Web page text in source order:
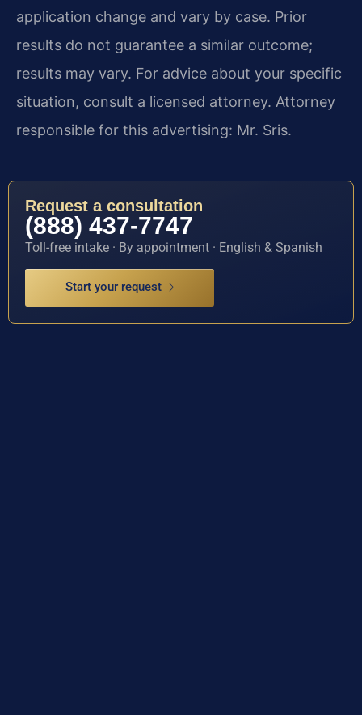
application change and vary by case. Prior
results do not guarantee a similar outcome;
results may vary. For advice about your specific
situation, consult a licensed attorney. Attorney
responsible for this advertising: Mr. Sris.
Request a consultation
(888) 437-7747
Toll-free intake · By appointment · English & Spanish
Start your request